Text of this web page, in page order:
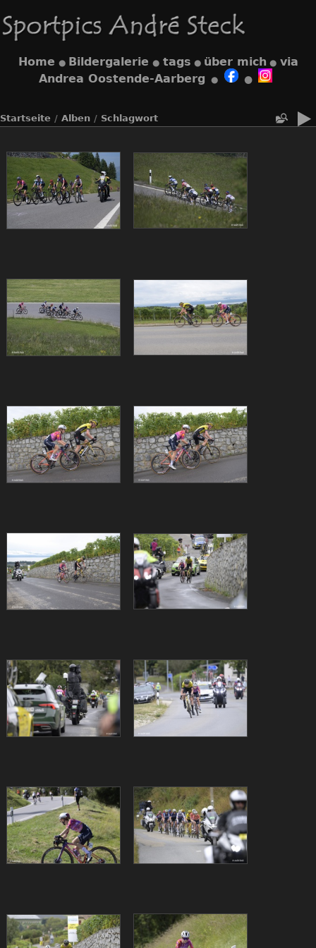
Home ● Bildergalerie ● tags ● über mich ● via
Andrea Oostende-Aarberg ● ●
Startseite / Alben / Schlagwort